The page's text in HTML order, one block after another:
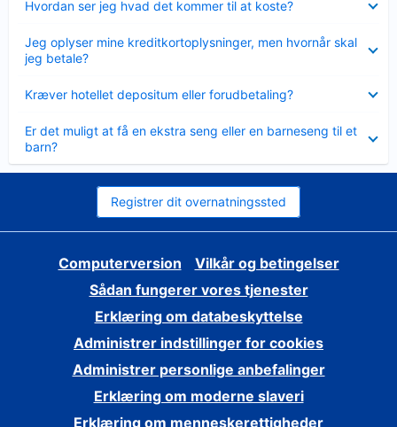
Hvordan ser jeg hvad det kommer til at koste?
Jeg oplyser mine kreditkortoplysninger, men hvornår skal
jeg betale?
Kræver hotellet depositum eller forudbetaling?
Er det muligt at få en ekstra seng eller en barneseng til et
barn?
Registrer dit overnatningssted
Computerversion
Vilkår og betingelser
Sådan fungerer vores tjenester
Erklæring om databeskyttelse
Administrer indstillinger for cookies
Administrer personlige anbefalinger
Erklæring om moderne slaveri
Erklæring om menneskerettigheder